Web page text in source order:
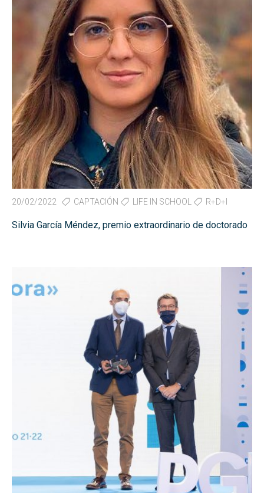
20/02/2022 CAPTACIÓN LIFE IN SCHOOL R+D+I
Silvia García Méndez, premio extraordinario de doctorado